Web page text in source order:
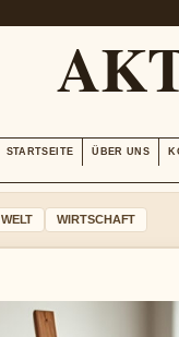
STARTSEITE ÜBER UNS
WELT WIRTSCHAFT